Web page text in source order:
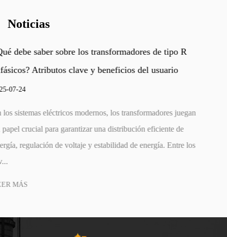
Noticias
¿Cómo pueden los transformadores de bajadas
mejorar la eficiencia industrial y la seguridad?
En los modernos sistemas de energía industrial y
gestión eficiente de voltaje es fundamental para la
operativa y la optimización de la energía. Entre los